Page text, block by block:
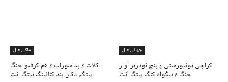
ملکی ھال
کلات ءَ پد سوراب ءَ ھم کرفیو جنگ
بیتگ، دکان بند کنائینگ بیتگ انت
جھانی ھال
کراچی یونیورسٹی ءِ پنچ نودربر آوار
جنگ ءُ بیگواہ کنگ بیتگ اَنت